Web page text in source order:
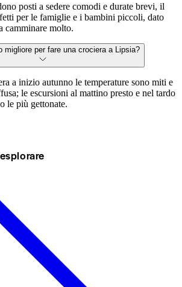
posti a sedere comodi e durate brevi, il
per le famiglie e i bambini piccoli, dato
camminare molto.
migliore per fare una crociera a Lipsia?
a inizio autunno le temperature sono miti e
le escursioni al mattino presto e nel tardo
le più gettonate.